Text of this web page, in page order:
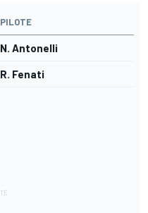
PILOTE
N. Antonelli
R. Fenati